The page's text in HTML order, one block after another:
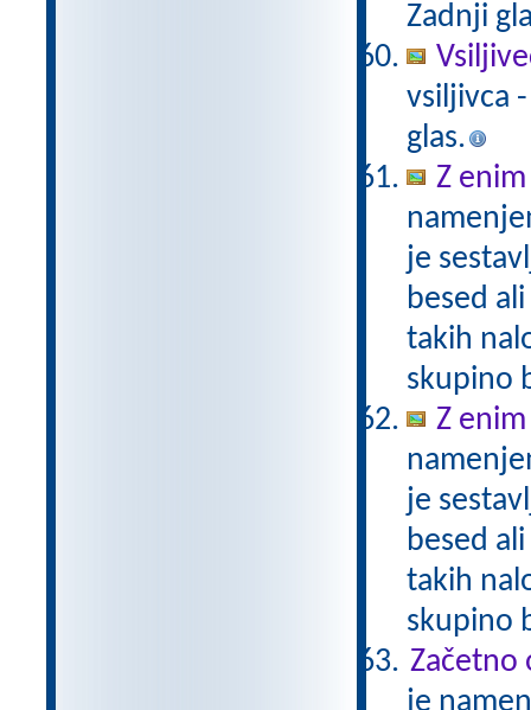
Zadnji
vsiljivca
glas.
Z
je
besed
takih
skupino
Z
je
besed
takih
skupino
Začetno
je